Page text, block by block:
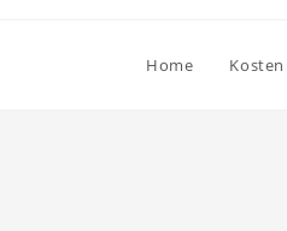
Home Kosten